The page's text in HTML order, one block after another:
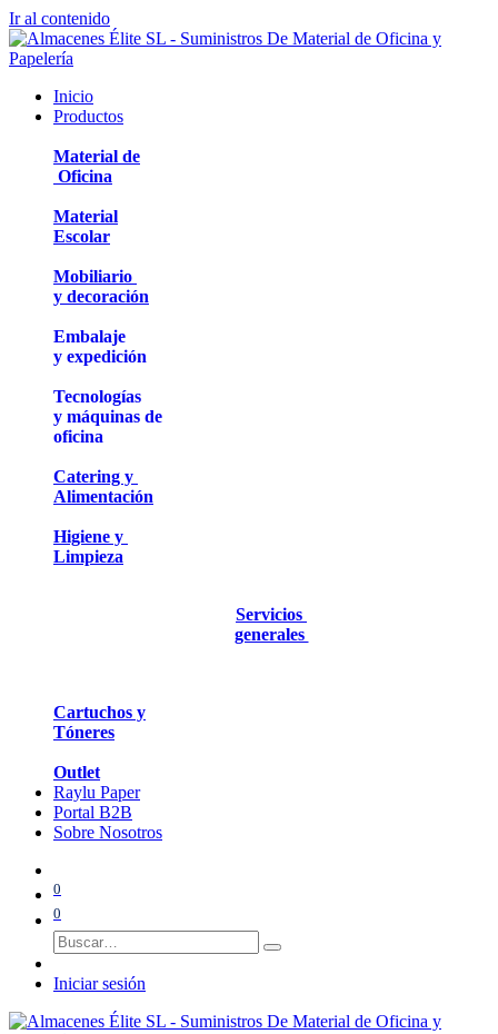
Ir al contenido
Inicio
Productos
Material de
Oficina
Material
Escolar
Mobiliario
y decoración
Embalaje
y expedición
Tecnologías
y máquinas de
oficina
Catering y
Alimentación
Higiene y
Limpieza
Servicios
generales
Cartuchos y
Tóneres
Outlet
Raylu Paper
Portal B2B
Sobre Nosotros
0
0
Iniciar sesión